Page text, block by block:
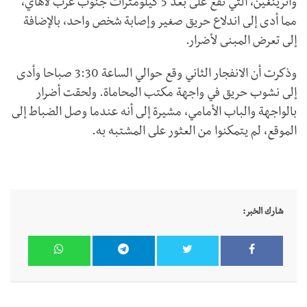
واترينغين، التي تقع على بعد 5 كيلومترات جنوب غرب لاهاي،
مما أدى إلى اندلاع حريق صغير وإصابة شخص واحد، بالإضافة
إلى تعرض المبنى لأضرار.
وذكرت أن الانفجار الثاني وقع حوالي الساعة 3:30 صباحا وأدى
إلى نشوب حريق في واجهة مكتب المحاماة. ولحقت أضرار
بالواجهة والباب الأمامي، مشيرة إلى أنه عندما وصل الضباط إلى
الموقع، لم يتمكنوا من العثور على المشتبه به.
شارك الخبر: